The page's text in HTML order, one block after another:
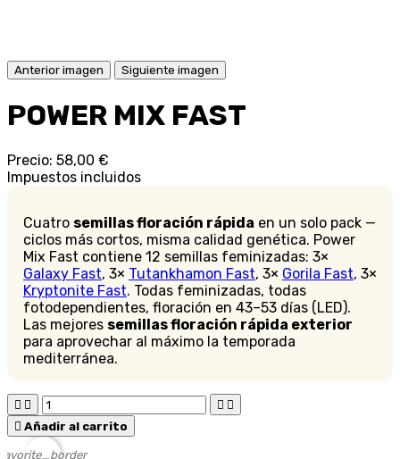
Anterior imagen Siguiente imagen
POWER MIX FAST
Precio: 58,00 €
Impuestos incluidos
Cuatro semillas floración rápida en un solo pack —
ciclos más cortos, misma calidad genética. Power
Mix Fast contiene 12 semillas feminizadas: 3×
Galaxy Fast, 3× Tutankhamon Fast, 3× Gorila Fast, 3×
Kryptonite Fast. Todas feminizadas, todas
fotodependientes, floración en 43–53 días (LED).
Las mejores semillas floración rápida exterior
para aprovechar al máximo la temporada
mediterránea.
   
 Añadir al carrito
favorite_border